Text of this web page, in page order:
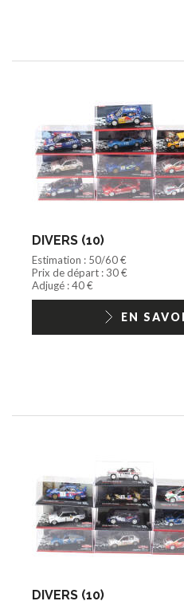
DIVERS (10)
Estimation : 50/60 €
Prix de départ : 30 €
Adjugé : 40 €
EN
DIVERS (10)